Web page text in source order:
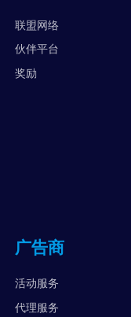
联盟网络
伙伴平台
奖励
广告商
活动服务
代理服务